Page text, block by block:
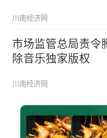
川南经济网
市场监管总局责令
除音乐独家版权
川南经济网